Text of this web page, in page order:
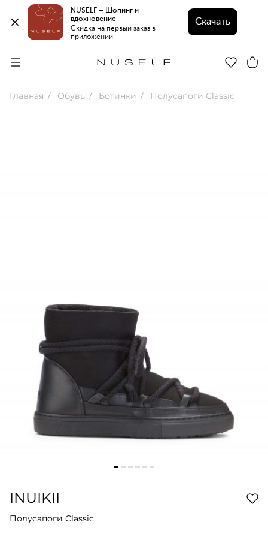
NUSELF – Шопинг и
вдохновение
Скидка на первый заказ в
приложении!
Скачать
Главная Обувь Ботинки Полусапоги Classic
INUIKII
Полусапоги Classic